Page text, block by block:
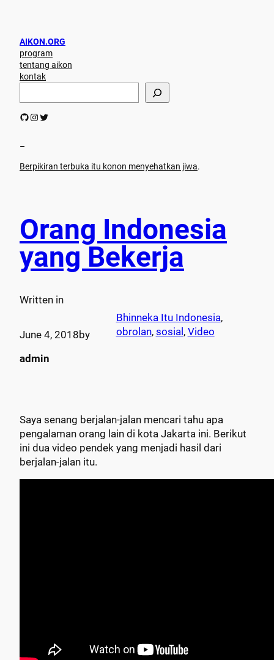
AIKON.ORG
program
tentang aikon
kontak
r
h
GitHub Instagram Twitter
–
Berpikiran terbuka itu konon menyehatkan jiwa.
Orang Indonesia
yang Bekerja
Written in
June 4, 2018by
admin
Bhinneka Itu Indonesia,
obrolan, sosial , Video
Saya senang berjalan-jalan mencari tahu apa
pengalaman orang lain di kota Jakarta ini. Berikut
ini dua video pendek yang menjadi hasil dari
berjalan-jalan itu.